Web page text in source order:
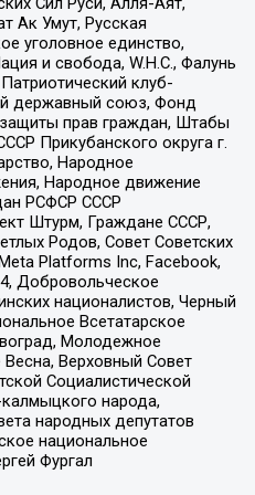
Ак Умут, Русская
уголовное единство,
и свобода, W.H.С., Фалунь
клуб-
державный союз, Фонд
прав граждан, Штабы
Прикубанского округа г.
Народное
Народное движение
РСФСР СССР
Штурм, Граждане СССР,
Родов, Совет Советских
Platforms Inc, Facebook,
Добровольческое
националистов, Черный
Всетатарское
Молодежное
Верховный Совет
Социалистической
народа,
народных депутатов
национальное
Фургал